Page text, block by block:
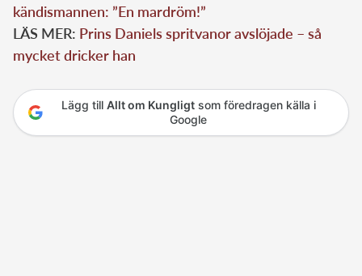
kändismannen: ”En mardröm!”
LÄS MER: Prins Daniels spritvanor avslöjade – så
mycket dricker han
Lägg till Allt om Kungligtsom föredragen källa i
Google